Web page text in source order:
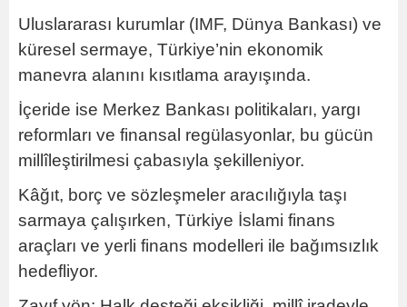
Uluslararası kurumlar (IMF, Dünya Bankası) ve
küresel sermaye, Türkiye’nin ekonomik
manevra alanını kısıtlama arayışında.
İçeride ise Merkez Bankası politikaları, yargı
reformları ve finansal regülasyonlar, bu gücün
millîleştirilmesi çabasıyla şekilleniyor.
Kâğıt, borç ve sözleşmeler aracılığıyla taşı
sarmaya çalışırken, Türkiye İslami finans
araçları ve yerli finans modelleri ile bağımsızlık
hedefliyor.